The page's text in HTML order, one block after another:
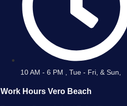
10 AM - 6 PM , Tue - Fri, & Sun,
Work Hours Vero Beach ​